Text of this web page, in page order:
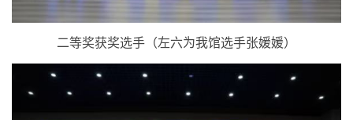
二等奖获奖选手（左六为我馆选手张媛媛）